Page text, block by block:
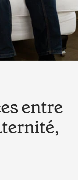
entre